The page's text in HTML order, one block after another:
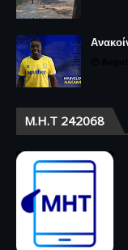
Μ.Η.Τ 242068